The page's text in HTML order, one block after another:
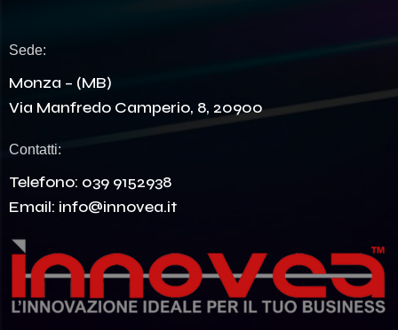
Sede:
Monza – (MB)
Via Manfredo Camperio, 8, 20900
Contatti:
Telefono: 039 9152938
Email: info@innovea.it